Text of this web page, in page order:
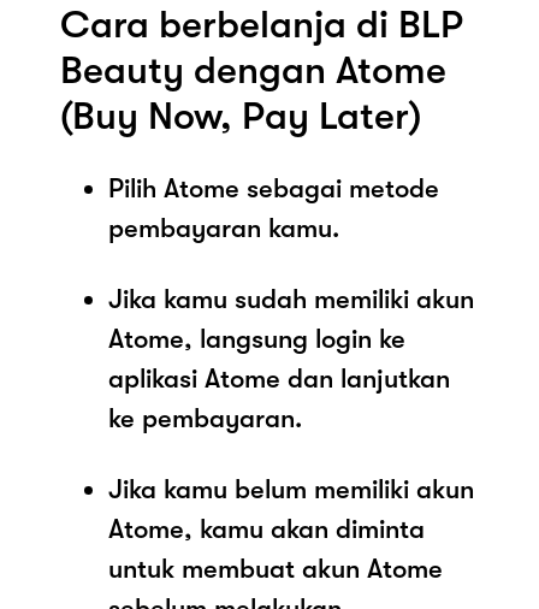
Cara berbelanja di BLP
Beauty dengan Atome
(Buy Now, Pay Later)
Pilih Atome sebagai metode
pembayaran kamu.
Jika kamu sudah memiliki akun
Atome, langsung login ke
aplikasi Atome dan lanjutkan
ke pembayaran.
Jika kamu belum memiliki akun
Atome, kamu akan diminta
untuk membuat akun Atome